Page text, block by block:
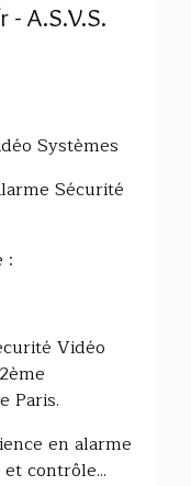
A.S.V.S.
Systèmes
Sécurité
:
Vidéo
Paris.
en alarme
contrôle...